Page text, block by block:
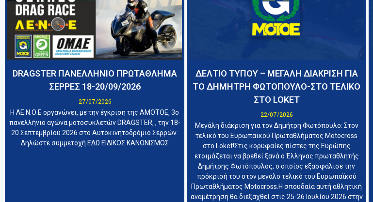
DRAGSTER ΠΑΝΕΛΛΗΝΙΟ ΠΡΩΤΑΘΛΗΜΑ
ΣΕΡΡΕΣ 18-20/09/2026
27/07/2026
Η ΛΕ.Ν.Ο.Ε οργανώνει, με την έγκριση της ΑΜΟΤΟΕ, 3ο
πανελλήνιο αγώνα μοτοσυκλετών DRAGSTER, , την 18-
20 Σεπτεμβρίου 2026 στο Αυτοκινητοδρόμιο Σερρών.
Δηλώστε συμμετοχή ΕΔΩ ΕΙΔΙΚΟΣ ΚΑΝΟΝΙΣΜΟΣ
ΔΕΛΤΙΟ ΤΥΠΟΥ – ΜΕΓΑΛΗ ΔΙΑΚΡΙΣΗ ΓΙΑ
ΤΟ ΔΗΜΗΤΡΗ ΦΩΤΟΠΟΥΛΟ-ΣΤΟ ΤΕΛΙΚΟ
ΣΤΟ LOKET
22/07/2026
Μεγάλη διάκριση για τον Δημήτρη Φωτόπουλο: Στον
τελικό του Ευρωπαϊκού Πρωταθλήματος Motocross
στο Loket!Στις κορυφαίες πίστες της Ευρώπης
ετοιμάζεται να βρεθεί ξανά ο Έλληνας πρωταθλητής
Δημήτρης Φωτόπουλος, ο οποίος εξασφάλισε την
πρόκρισή του στον μεγάλο τελικό του Ευρωπαϊκού
Πρωταθλήματος Motocross.Η σπουδαία αυτή αθλητική
αναμέτρηση θα διεξαχθεί στις 25-26 Ιουλίου 2026 στην